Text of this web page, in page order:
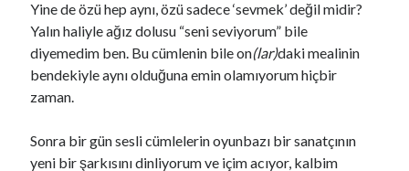
selda tokat
@seldatokat
bulduğunuz carrefourlardan bulabildiğiniz sava'ları alın.
1 X
George Sand.
- Bu kahve bizi kesmez, rakıya geçelim mi?
Yine de özü hep aynı, özü sadece ‘sevmek’ değil midir?
Yalın haliyle ağız dolusu “seni seviyorum” bile
diyemedim ben. Bu cümlenin bile on(lar)daki mealinin
bendekiyle aynı olduğuna emin olamıyorum hiçbir
zaman.
Sonra bir gün sesli cümlelerin oyunbazı bir sanatçının
yeni bir şarkısını dinliyorum ve içim acıyor, kalbim